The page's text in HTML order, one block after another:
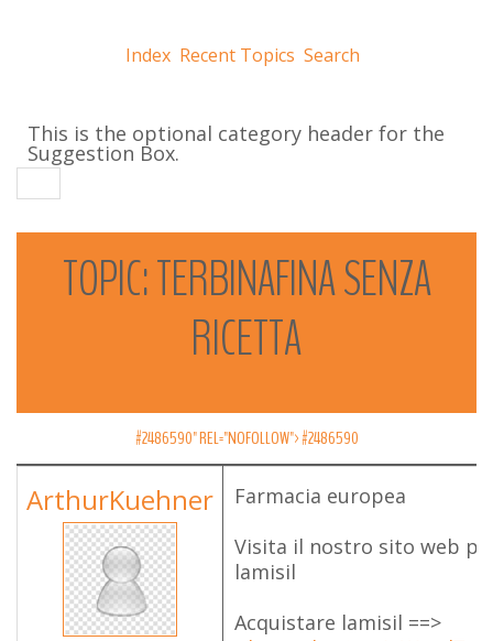
Index Recent Topics Search
This is the optional category header for the
Suggestion Box.
TOPIC:TERBINAFINASENZA
RICETTA
#2486590" REL="NOFOLLOW">#2486590
ArthurKuehner
Farmacia europea
Visita il nostro sito web
lamisil
Acquistare lamisil ==>